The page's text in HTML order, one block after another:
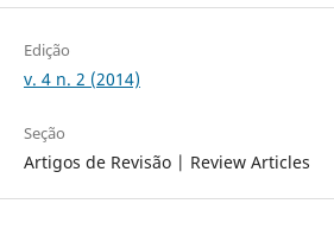
Edição
v. 4 n. 2 (2014)
Seção
Artigos de Revisão | Review Articles